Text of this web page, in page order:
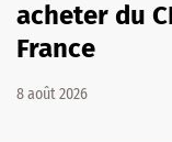
acheter du
France
8 août 2026